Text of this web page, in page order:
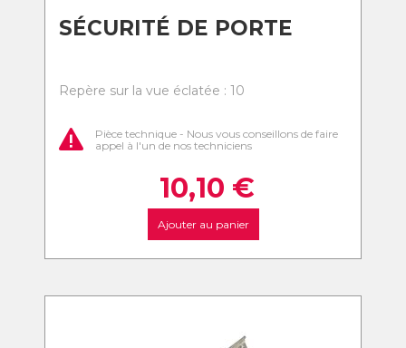
SÉCURITÉ DE PORTE
Repère sur la vue éclatée : 10
Pièce technique - Nous vous conseillons de faire
appel à l'un de nos techniciens
10,10 €
Ajouter au panier